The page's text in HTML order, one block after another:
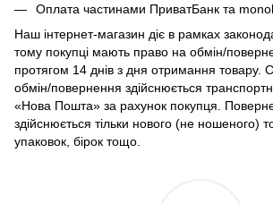
Оплата частинами ПриватБанк та
Наш інтернет-магазин діє в рамках
тому покупці мають право на обмін/
протягом 14 днів з дня отримання товару.
обмін/повернення здійснюється
«Нова Пошта» за рахунок покупця.
здійснюється тільки нового (не ношеного)
упаковок, бірок тощо.